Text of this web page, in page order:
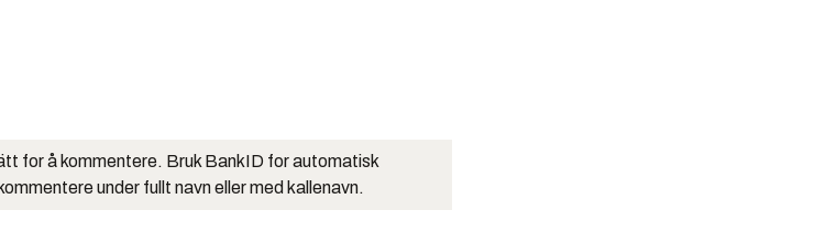
for å kommentere. Bruk BankID for automatisk
under fullt navn eller med kallenavn.